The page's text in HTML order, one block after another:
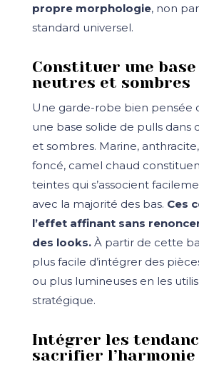
propre morphologie, non
standard universel.
Constituer une
neutres et sombres
Une garde-robe bien pensée
une base solide de pulls dans
et sombres. Marine,
foncé, camel chaud
teintes qui s’associent
avec la majorité des bas. Ces
l’effet affinant sans
des looks.À partir de cette
plus facile d’intégrer des
ou plus lumineuses en les
stratégique.
Intégrer les
sacrifier